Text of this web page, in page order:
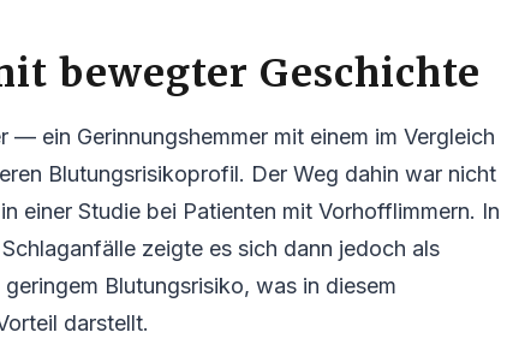
bewegter Geschichte
ein Gerinnungshemmer mit einem im Vergleich
Blutungsrisikoprofil. Der Weg dahin war nicht
einer Studie bei Patienten mit Vorhofflimmern. In
zeigte es sich dann jedoch als
Blutungsrisiko, was in diesem
darstellt.